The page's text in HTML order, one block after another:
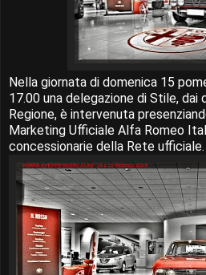
Nella giornata di domenica 15
17.00 una delegazione di Stile,
Regione, è intervenuta
Marketing Ufficiale Alfa Romeo
concessionarie della Rete ufficiale.